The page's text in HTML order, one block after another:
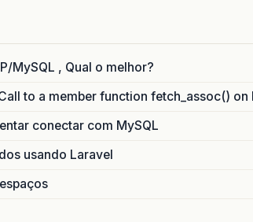
MySQL , Qual o melhor?
to a member function fetch_assoc() on
conectar com MySQL
usando Laravel